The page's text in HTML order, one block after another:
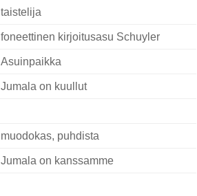
taistelija
foneettinen kirjoitusasu Schuyler
Asuinpaikka
Jumala on kuullut
muodokas, puhdista
Jumala on kanssamme